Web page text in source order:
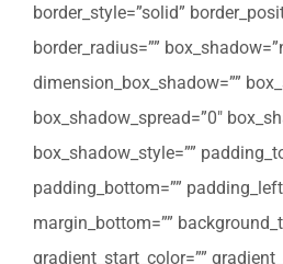
border_style=”solid”
border_radius=””
dimension_box_shadow=””
box_shadow_spread=”0″
box_shadow_style=””
padding_bottom=””
margin_bottom=””
gradient_start_color=””